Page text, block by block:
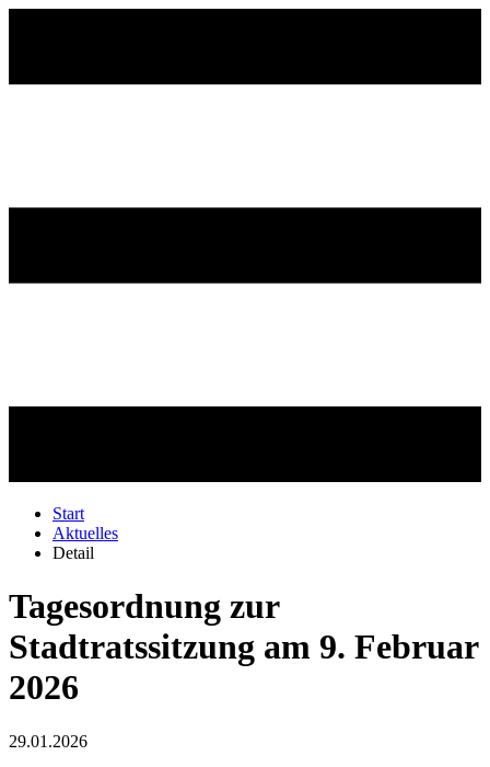
Start
Aktuelles
Detail
Tagesordnung zur
Stadtratssitzung am 9. Februar
2026
29.01.2026